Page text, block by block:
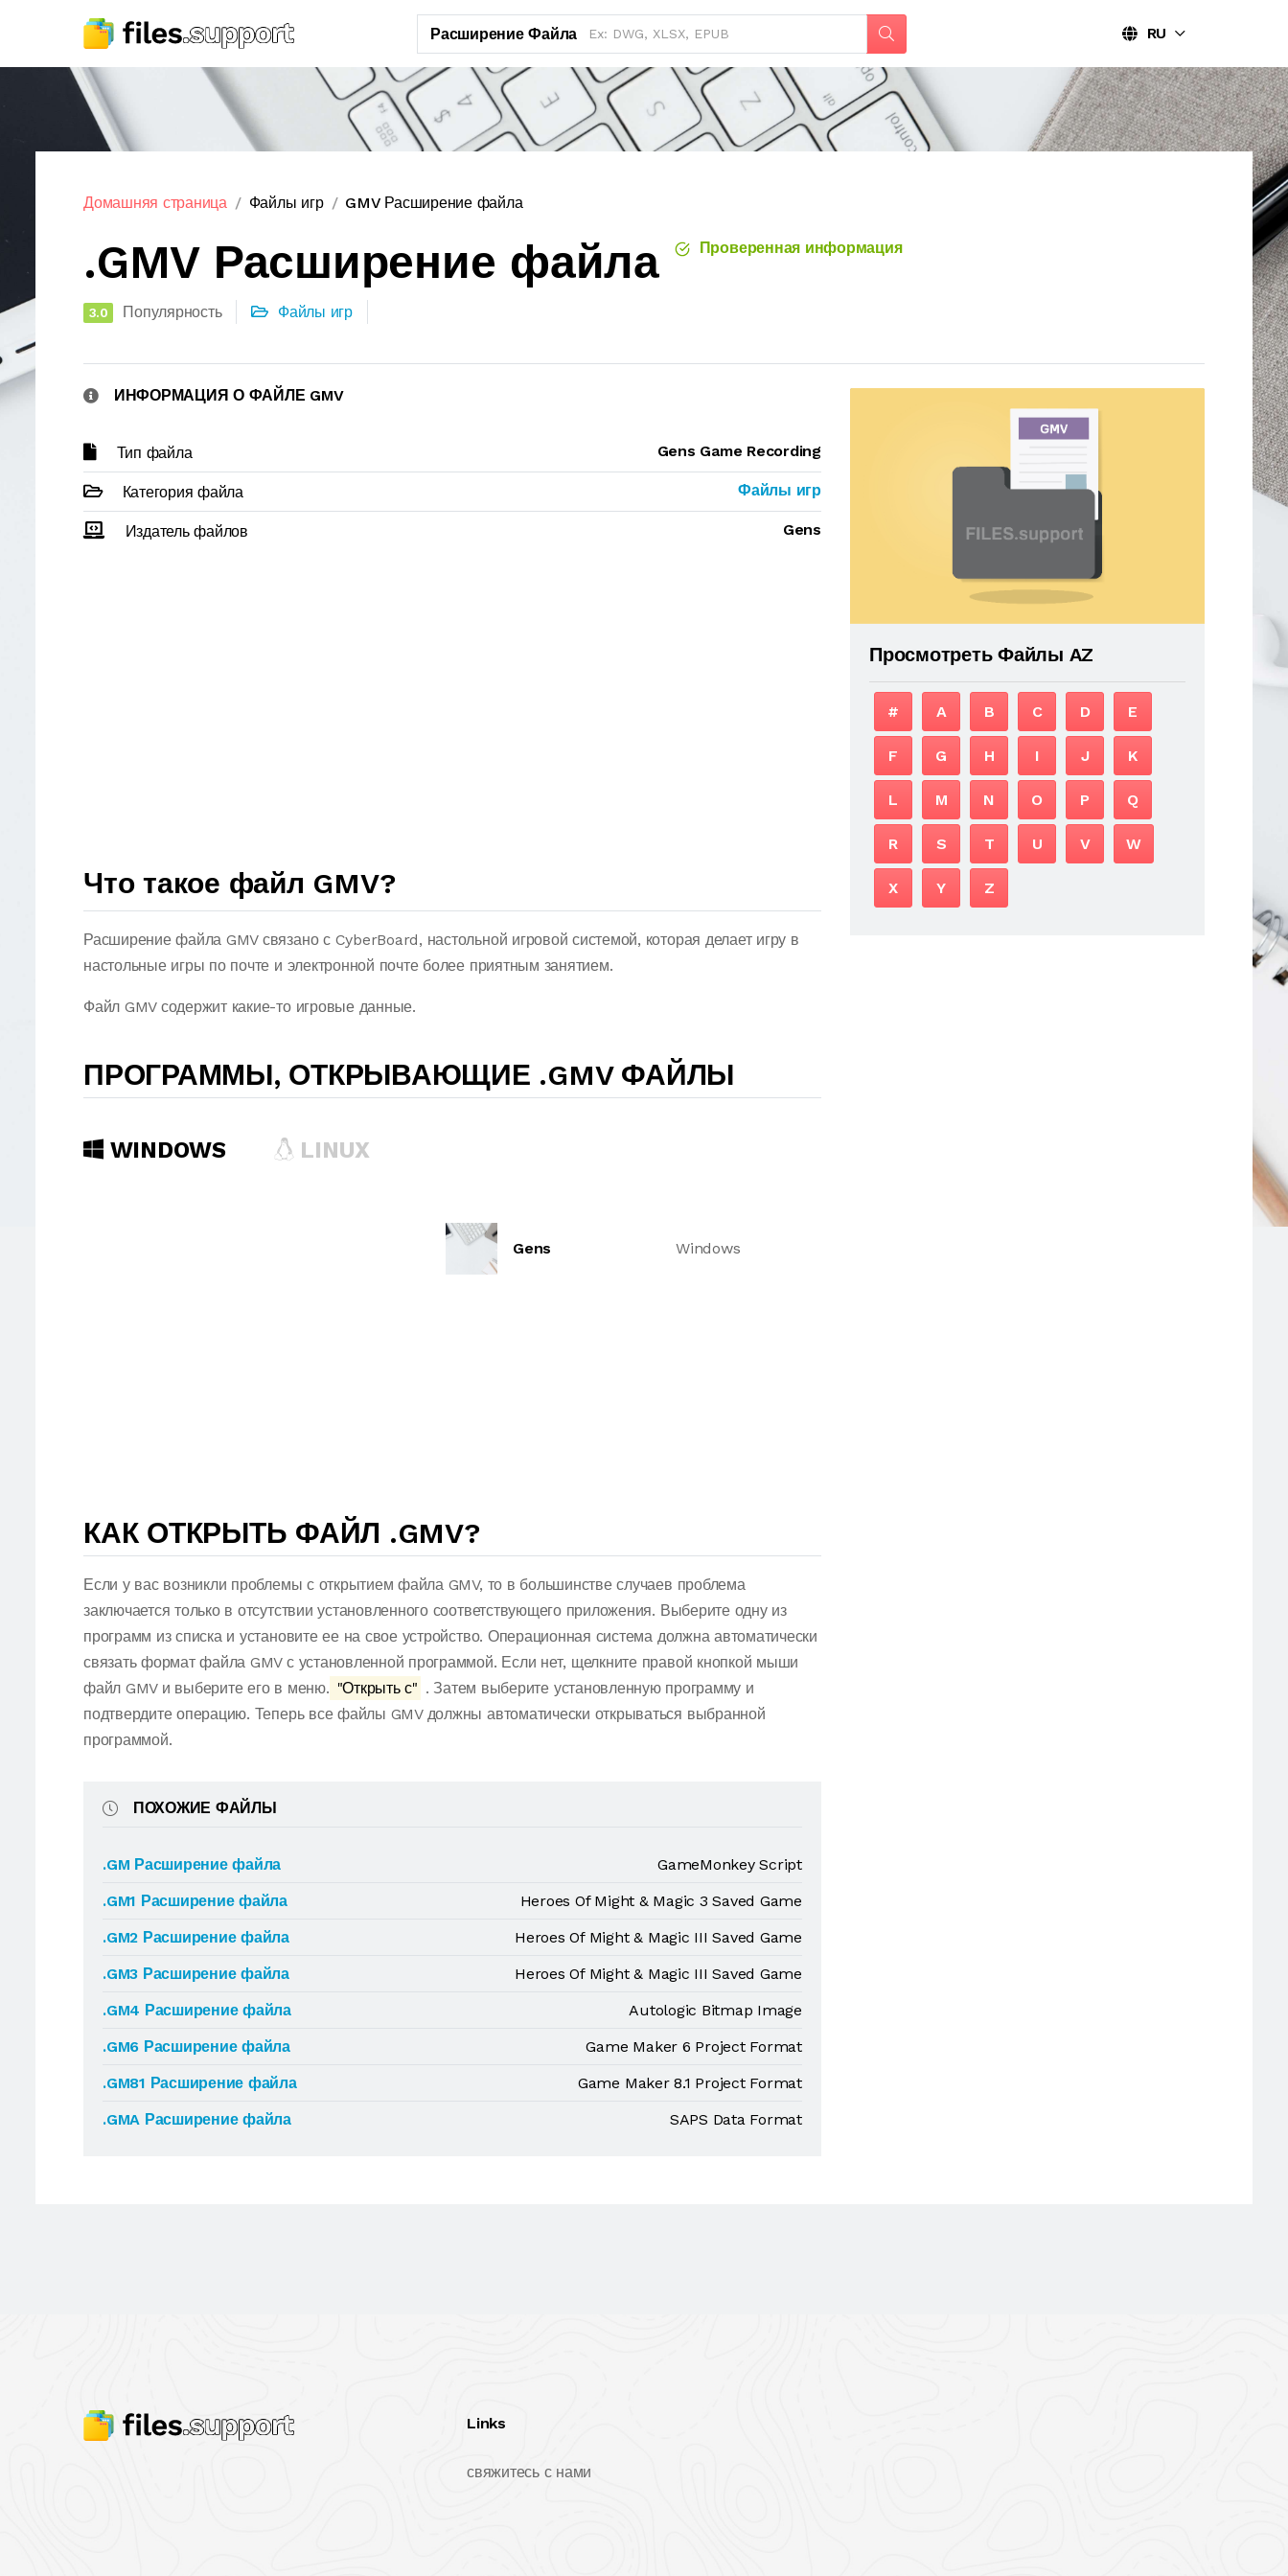
Расширение Файла RU
Домашняя страница Файлы игр GMV Расширение файла
.GMV Расширение файла Проверенная информация
3.0 Популярность Файлы игр
ИНФОРМАЦИЯ О ФАЙЛЕ GMV
Тип файла Gens Game Recording
Категория файла Файлы игр
Издатель файлов Gens
Что такое файл GMV?
Расширение файла GMV связано с CyberBoard, настольной игровой системой, которая делает игру в
настольные игры по почте и электронной почте более приятным занятием.
Файл GMV содержит какие-то игровые данные.
ПРОГРАММЫ, ОТКРЫВАЮЩИЕ .GMV ФАЙЛЫ
WINDOWS LINUX
Gens Windows
КАК ОТКРЫТЬ ФАЙЛ .GMV?
Если у вас возникли проблемы с открытием файла GMV, то в большинстве случаев проблема
заключается только в отсутствии установленного соответствующего приложения. Выберите одну из
программ из списка и установите ее на свое устройство. Операционная система должна автоматически
связать формат файла GMV с установленной программой. Если нет, щелкните правой кнопкой мыши
файл GMV и выберите его в меню. "Открыть с" . Затем выберите установленную программу и
подтвердите операцию. Теперь все файлы GMV должны автоматически открываться выбранной
программой.
ПОХОЖИЕ ФАЙЛЫ
.GM Расширение файла
GameMonkey Script
.GM1 Расширение файла
Heroes Of Might & Magic 3 Saved Game
.GM2 Расширение файла
Heroes Of Might & Magic III Saved Game
.GM3 Расширение файла
Heroes Of Might & Magic III Saved Game
.GM4 Расширение файла
Autologic Bitmap Image
.GM6 Расширение файла
Game Maker 6 Project Format
.GM81 Расширение файла
Game Maker 8.1 Project Format
.GMA Расширение файла
SAPS Data Format
Просмотреть Файлы AZ
# A B C D E
F G H I J K
L M N O P Q
R S T U V W
X Y Z
Links
свяжитесь с нами